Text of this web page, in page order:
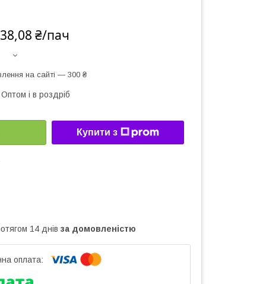
₴/пач
на сайті — 300 ₴
Оптом і в роздріб
Купити з
14 днів за домовленістю